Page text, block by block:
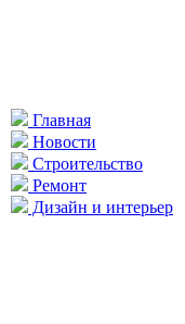
Главная
Новости
Строительство
Ремонт
Дизайн и интерьер